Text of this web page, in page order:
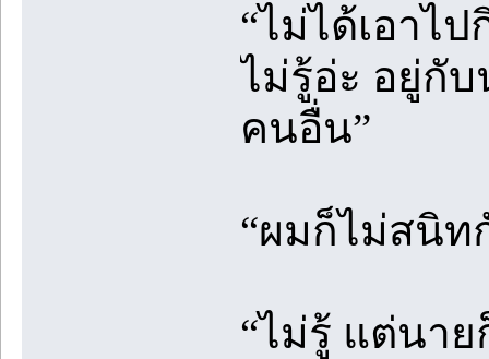
“ไม่ได้เอาไ
ไม่รู้อ่ะ อยู่กั
คนอื่น”
“ผมก็ไม่สนิท
“ไม่รู้ แต่นา